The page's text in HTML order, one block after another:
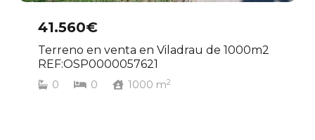
41.560€
Terreno en venta en Viladrau de 1000m2
REF:OSP0000057621
0 0 1000 m2